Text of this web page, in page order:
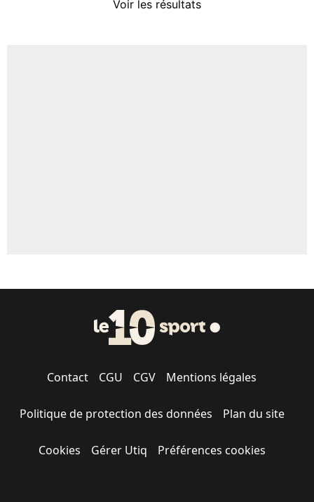
Voir les résultats
Contact CGU CGV Mentions légales
Politique de protection des données Plan du site
Cookies Gérer Utiq Préférences cookies